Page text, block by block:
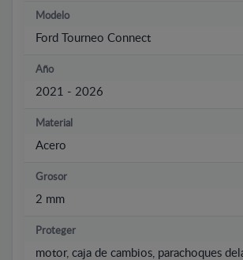
Modelo
Ford Tourneo Connect
Año
2021 - 2026
Material
Acero
Grosor
2 mm
Proteger
motor, caja de cambios, parachoques